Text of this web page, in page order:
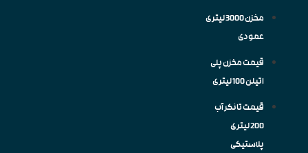
مخزن 3000 لیتری
قیمت مخزن پلی
قیمت تانکر آب
200 لیتری
پلاستیکی